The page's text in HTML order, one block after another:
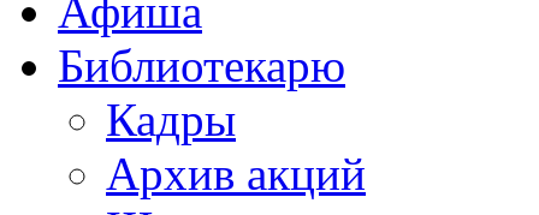
Афиша
Библиотекарю
Кадры
Архив акций